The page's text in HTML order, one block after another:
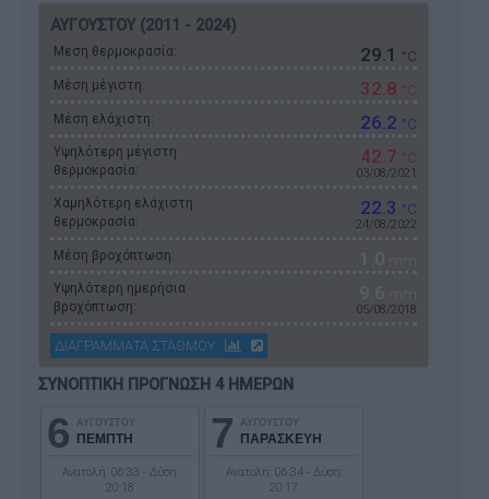
ΑΥΓΟΥΣΤΟΥ (2011 - 2024)
Μεση θερμοκρασία: 29.1 °C
Μέση μέγιστη: 32.8 °C
Μέση ελάχιστη: 26.2 °C
Υψηλότερη μέγιστη
θερμοκρασία:
42.7 °C
03/08/2021
Χαμηλότερη ελάχιστη
θερμοκρασία:
22.3 °C
24/08/2022
Μέση βροχόπτωση: 1.0 mm
Υψηλότερη ημερήσια
βροχόπτωση:
9.6 mm
05/08/2018
ΔΙΑΓΡΑΜΜΑΤΑ ΣΤΑΘΜΟΥ
ΣΥΝΟΠΤΙΚΗ ΠΡΟΓΝΩΣΗ 4 ΗΜΕΡΩΝ
6 ΑΥΓΟΥΣΤΟΥ
ΠΕΜΠΤΗ
Ανατολή: 06:33 - Δύση:
20:18
7 ΑΥΓΟΥΣΤΟΥ
ΠΑΡΑΣΚΕΥΗ
Ανατολή: 06:34 - Δύση:
20:17